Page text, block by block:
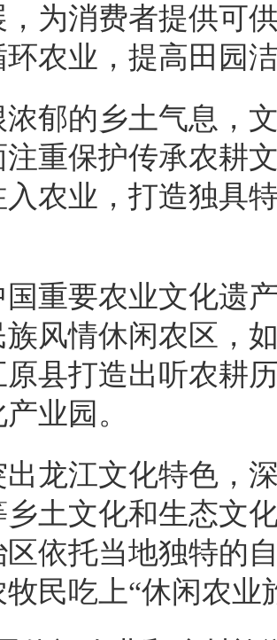
，为消费者提供可
环农业，提高田园
的乡土气息，文
重保护传承农耕
农业，打造独具
要农业文化遗产
族风情休闲农区，
原县打造出听农耕
业园。
江文化特色，深
土文化和生态文
区依托当地独特的
民吃上“休闲农业